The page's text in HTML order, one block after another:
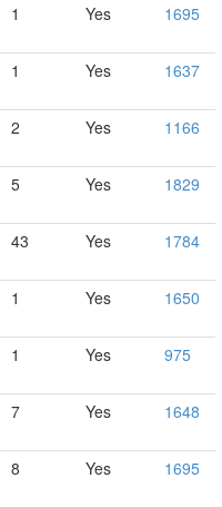
1 Yes 1695
1 Yes 1637
2 Yes 1166
5 Yes 1829
43 Yes 1784
1 Yes 1650
1 Yes 975
7 Yes 1648
8 Yes 1695